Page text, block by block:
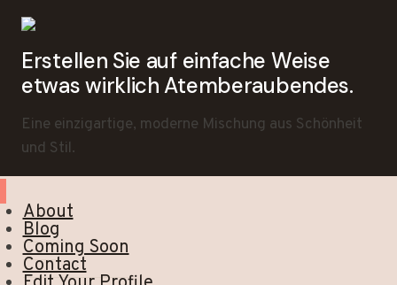
Erstellen Sie auf einfache Weise
etwas wirklich Atemberaubendes.
Eine einzigartige, moderne Mischung aus Schönheit
und Stil.
About
Blog
Coming Soon
Contact